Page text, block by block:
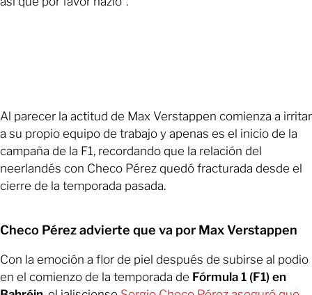
Al parecer la actitud de Max Verstappen comienza a irritar
a su propio equipo de trabajo y apenas es el inicio de la
campaña de la F1, recordando que la relación del
neerlandés con Checo Pérez quedó fracturada desde el
cierre de la temporada pasada.
Checo Pérez advierte que va por Max Verstappen
Con la emoción a flor de piel después de subirse al podio
en el comienzo de la temporada de Fórmula 1 (F1) en